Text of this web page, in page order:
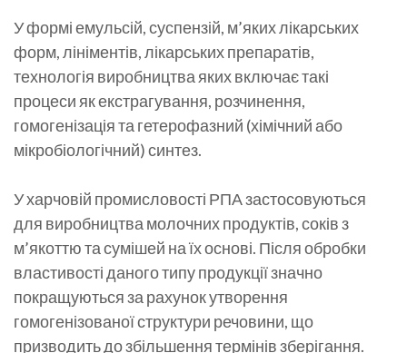
У формі емульсій, суспензій, м’яких лікарських
форм, лініментів, лікарських препаратів,
технологія виробництва яких включає такі
процеси як екстрагування, розчинення,
гомогенізація та гетерофазний (хімічний або
мікробіологічний) синтез.
У харчовій промисловості РПА застосовуються
для виробництва молочних продуктів, соків з
м’якоттю та сумішей на їх основі. Після обробки
властивості даного типу продукції значно
покращуються за рахунок утворення
гомогенізованої структури речовини, що
призводить до збільшення термінів зберігання.